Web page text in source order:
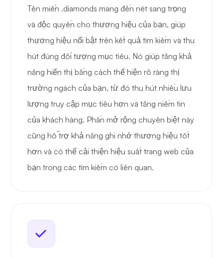
Tên miền .diamonds mang đến nét sang trọng
và độc quyền cho thương hiệu của bạn, giúp
thương hiệu nổi bật trên kết quả tìm kiếm và thu
hút đúng đối tượng mục tiêu. Nó giúp tăng khả
năng hiển thị bằng cách thể hiện rõ ràng thị
trường ngách của bạn, từ đó thu hút nhiều lưu
lượng truy cập mục tiêu hơn và tăng niềm tin
của khách hàng. Phần mở rộng chuyên biệt này
cũng hỗ trợ khả năng ghi nhớ thương hiệu tốt
hơn và có thể cải thiện hiệu suất trang web của
bạn trong các tìm kiếm có liên quan.